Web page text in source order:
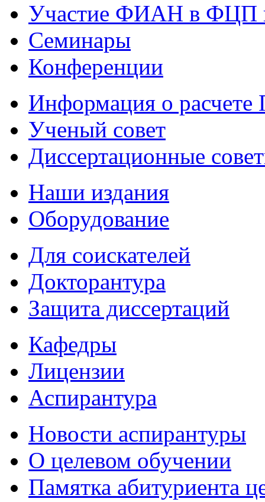
Участие ФИАН в ФЦП
Семинары
Конференции
Информация о
Ученый совет
Диссертационные
Наши издания
Оборудование
Для соискателей
Докторантура
Защита диссертаций
Кафедры
Лицензии
Аспирантура
Новости аспирантуры
О целевом обучении
Памятка абитуриента